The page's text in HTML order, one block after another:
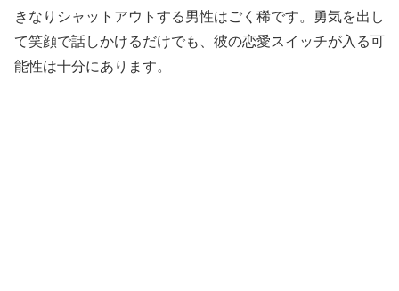
きなりシャットアウトする男性はごく稀です。勇気を出し
て笑顔で話しかけるだけでも、彼の恋愛スイッチが入る可
能性は十分にあります。